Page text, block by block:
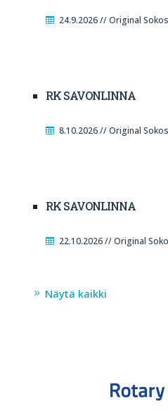
24.9.2026 // Original
RK SAVONLINNA
8.10.2026 // Original
RK SAVONLINNA
22.10.2026 // Original
Näytä kaikki